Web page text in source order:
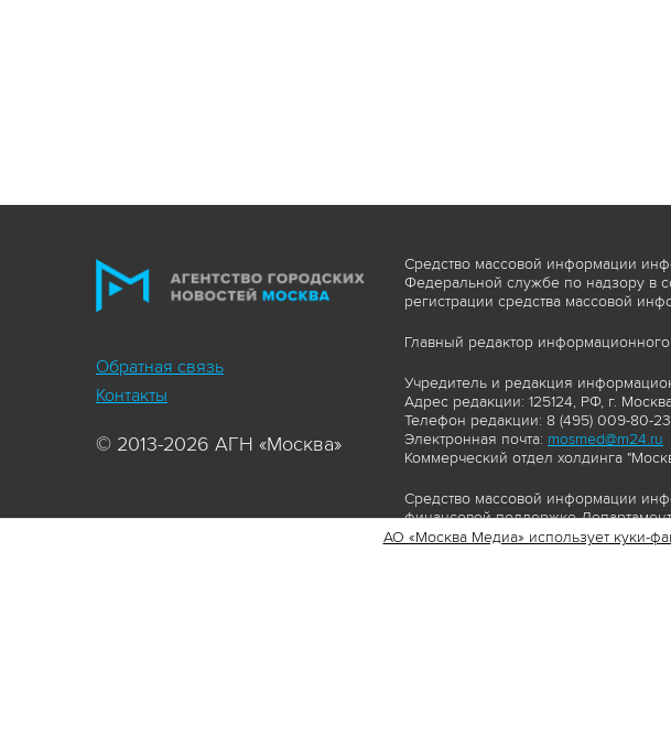
Обратная связь
Контакты
© 2013-2026 АГН «Москва»
Средство массовой информации
Федеральной службе по надзору в
регистрации средства массовой
Главный редактор информационного
Учредитель и редакция
Адрес редакции: 125124, РФ, г.
Телефон редакции: 8 (495) 009-80-23
Электронная почта: mosmed@m24.ru
Коммерческий отдел холдинга
Средство массовой информации
финансовой поддержке
Сайт https://www.mskagency.ru
АО «Москва Медиа» использует куки-